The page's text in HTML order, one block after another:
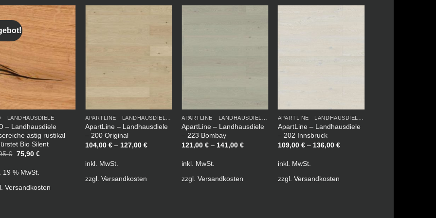
- LANDHAUSDIELE
– Landhausdiele
astig rustikal
Bio Silent
€ Ursprünglicher
79,95 €
75,90 €Aktueller
19 % MwSt.
Versandkosten
ApartLine – Landhausdiele
– 200 Original
104,00€ –127,00€
inkl. MwSt.
zzgl.Versandkosten
ApartLine – Landhausdiele
– 223 Bombay
121,00€ –141,00€
inkl. MwSt.
zzgl.Versandkosten
ApartLine – Landhausdiele
– 202 Innsbruck
109,00 €– 136,00 €
inkl. MwSt.
zzgl. Versandkosten